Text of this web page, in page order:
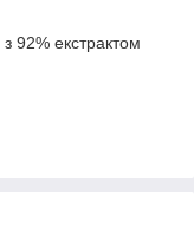
92% екстрактом